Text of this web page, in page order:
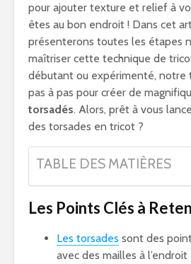
pour ajouter texture et relief à
êtes au bon endroit ! Dans cet
présenterons toutes les étapes
maîtriser cette technique de
débutant ou expérimenté, notre
pas à pas pour créer de
torsadés. Alors, prêt à vous
des torsades en tricot ?
TABLE DES MATIÈRES
Les Points Clés à
Les torsades sont des
avec des mailles à l’endroit